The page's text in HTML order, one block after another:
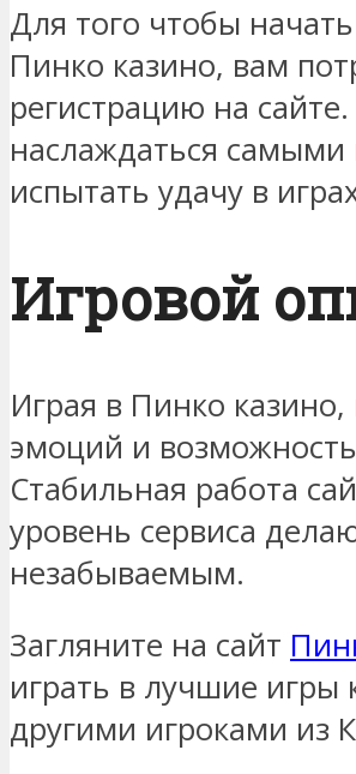
Для того чтобы
Пинко казино, вам
регистрацию на
наслаждаться
испытать удачу в
Игровой
Играя в Пинко
эмоций и
Стабильная работа
уровень сервиса
незабываемым.
Загляните на сайт
играть в лучшие игры
другими игроками из